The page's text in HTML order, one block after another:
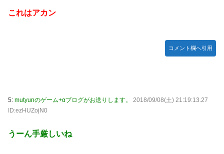
これはアカン
コメント欄へ引用
5: mutyunのゲーム+αブログがお送りします。
2018/09/08(土) 21:19:13.27
ID:ezHUZojN0
うーん手厳しいね